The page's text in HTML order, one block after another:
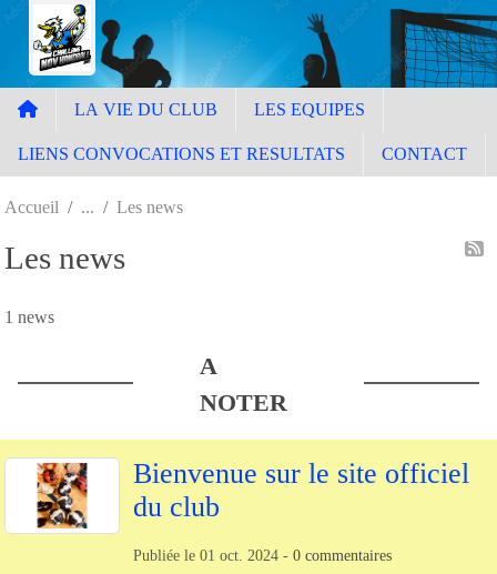
LA VIE DU CLUB LES EQUIPES
LIENS CONVOCATIONS ET RESULTATS CONTACT
Accueil Les news
Les news
1 news
A
NOTER
Bienvenue sur le site officiel
du club
Publiée le 01 oct. 2024 - 0 commentaires
Panneau de gestion des cookies